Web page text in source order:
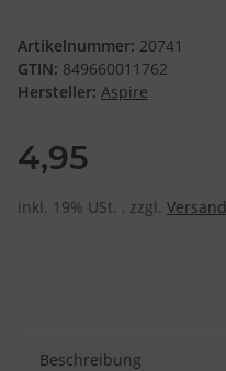
Artikelnummer: 20741
GTIN: 849660011762
Hersteller: Aspire
4,95
inkl. 19% USt. , zzgl. Versand
Beschreibung